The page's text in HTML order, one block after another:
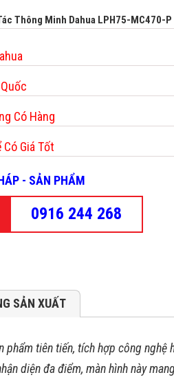
Thông Minh Dahua LPH75-MC470-P
Có Hàng
Giá Tốt
- SẢN PHẨM
0916 244 268
SẢN XUẤT
phẩm tiên tiến, tích hợp công nghệ
diện đa điểm, màn hình này